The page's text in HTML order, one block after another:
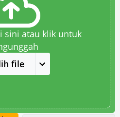
sini atau klik untuk
file